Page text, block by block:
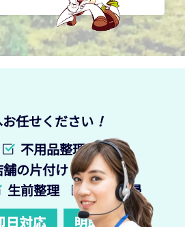
任せください ！
不用品整理
の片付け
生前整理 特殊清掃